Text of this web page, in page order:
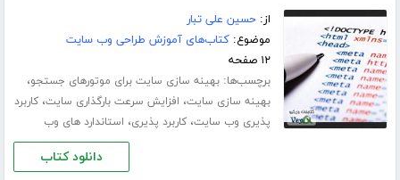
از:حسین علی تبار
موضوع:کتاب‌های آموزش طراحی وب سایت
۱۲ صفحه
برچسب‌ها:بهینه سازی سایت برای موتورهای جستجو،
بهینه سازی سایت، افزایش سرعت بارگذاری سایت،کاربرد
پذیری وب سایت،کاربرد پذیری، استاندارد های وب
دانلود کتاب